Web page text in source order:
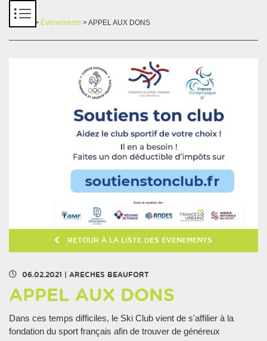
> Événements > APPEL AUX DONS
RETOUR À LA LISTE DES ÉVENEMENTS
06.02.2021 ARECHES BEAUFORT
APPEL AUX DONS
Dans ces temps difficiles, le Ski Club vient de s'affilier à la
fondation du sport français afin de trouver de généreux